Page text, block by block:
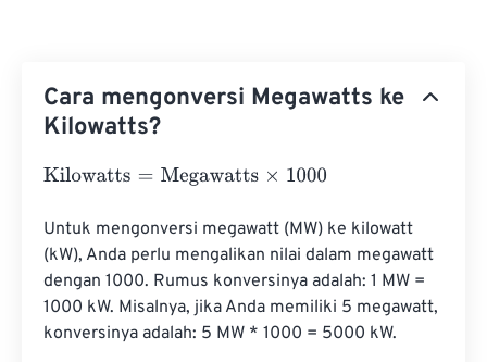
Cara mengonversi Megawatts ke
Kilowatts?
Kilowatts=Megawatts×1000
Untuk mengonversi megawatt (MW) ke kilowatt
(kW), Anda perlu mengalikan nilai dalam megawatt
dengan 1000. Rumus konversinya adalah: 1 MW =
1000 kW. Misalnya, jika Anda memiliki 5 megawatt,
konversinya adalah: 5 MW * 1000 = 5000 kW.